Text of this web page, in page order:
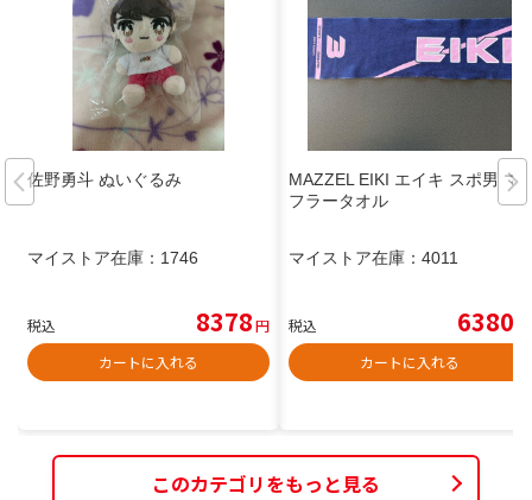
佐野勇斗 ぬいぐるみ
マイストア在庫： 1746
税込 8378円
カートに入れる
MAZZEL EIKI エイキ スポ男 マ
フラータオル
マイストア在庫： 4011
税込 6380
カートに入れる
このカテゴリをもっと見る